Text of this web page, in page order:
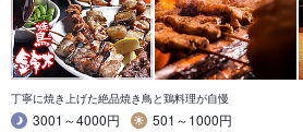
丁寧に焼き上げた絶品焼き鳥と鶏料理が自慢
3001～4000円
501～1000円